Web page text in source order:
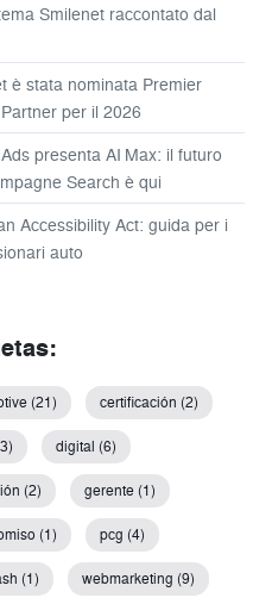
Smilenet raccontato dal
è stata nominata Premier
per il 2026
presenta AI Max: il futuro
Search è qui
Accessibility Act: guida per i
auto
(21) certificación (2)
digital (6)
(2) gerente (1)
(1) pcg (4)
(1) webmarketing (9)